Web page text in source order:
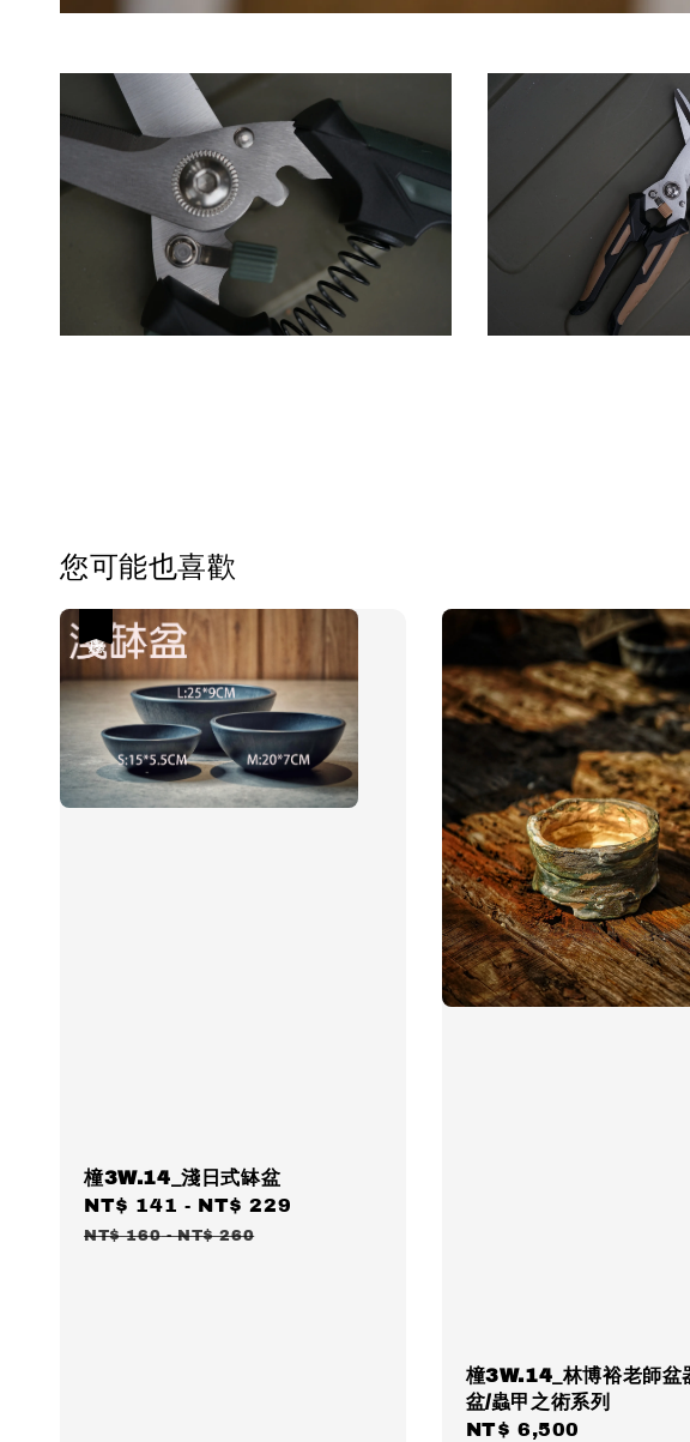
您可能也喜歡
橦3W.14_淺日式缽盆
Sale
price
NT$ 141 - NT$ 229
NT$ 160-NT$ 260
橦3W.14_林博裕老師盆
盆/蟲甲之術系列
Regular
NT$ 6,500